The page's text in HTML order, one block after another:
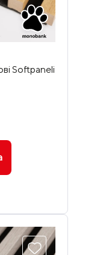
Softpaneli